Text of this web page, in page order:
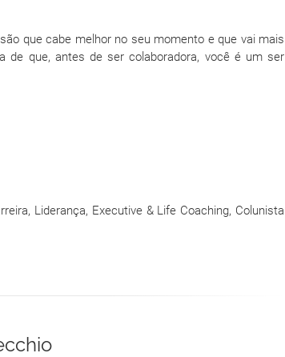
que cabe melhor no seu momento e que vai mais
de que, antes de ser colaboradora, você é um ser
Liderança, Executive & Life Coaching, Colunista